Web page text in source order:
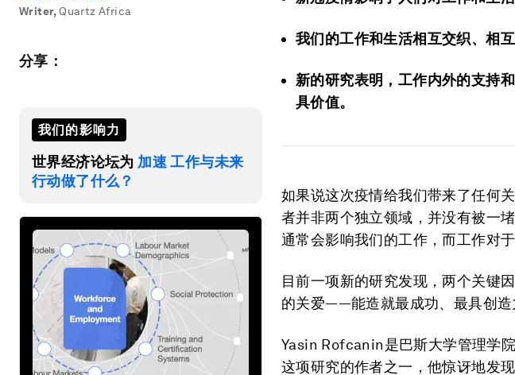
Writer, Quartz Africa
分享：
我们的影响力
世界经济论坛为 加速 工作与未来
行动做了什么？
我们的工作和生活相互交织、相互
新的研究表明，工作内外的支持
具价值。
如果说这次疫情给我们带来了任何
者并非两个独立领域，并没有被一
通常会影响我们的工作，而工作对
目前一项新的研究发现，两个关键
的关爱——能造就最成功、最具创造
Yasin Rofcanin是巴斯大学管理学
这项研究的作者之一，他惊讶地发